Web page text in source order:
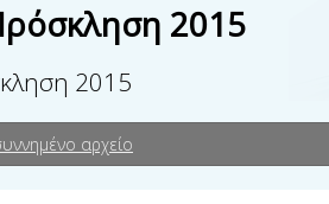
2015
2015
αρχείο